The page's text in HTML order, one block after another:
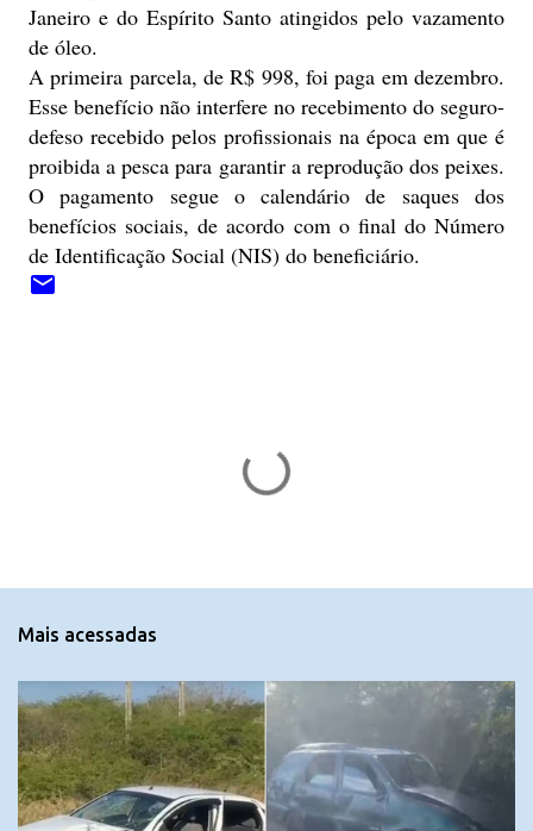
Janeiro e do Espírito Santo atingidos pelo vazamento
de óleo.
A primeira parcela, de R$ 998, foi paga em dezembro.
Esse benefício não interfere no recebimento do seguro-
defeso recebido pelos profissionais na época em que é
proibida a pesca para garantir a reprodução dos peixes.
O pagamento segue o calendário de saques dos
benefícios sociais, de acordo com o final do Número
de Identificação Social (NIS) do beneficiário.
n
r
i
o
s
Mais acessadas